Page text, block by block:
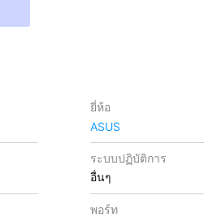
ยี่ห้อ
ASUS
ระบบปฏิบัติการ
อื่นๆ
พอร์ท